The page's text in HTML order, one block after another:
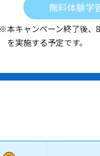
無料体験学
※本キャンペーン終了後、
を実施する予定です。